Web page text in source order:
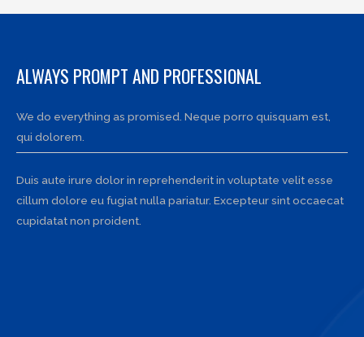
ALWAYS PROMPT AND PROFESSIONAL
We do everything as promised. Neque porro quisquam est,
qui dolorem.
Duis aute irure dolor in reprehenderit in voluptate velit esse
cillum dolore eu fugiat nulla pariatur. Excepteur sint occaecat
cupidatat non proident.